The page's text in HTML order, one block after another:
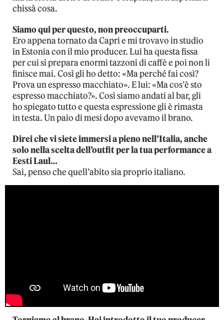
chissà cosa.
Siamo qui per questo, non preoccuparti.
Ero appena tornato da Capri e mi trovavo in studio
in Estonia con il mio producer. Lui ha questa fissa
per cui si prepara enormi tazzoni di caffè e poi non li
finisce mai. Così gli ho detto: «Ma perché fai così?
Prova un espresso macchiato». E lui: «Ma cos’è sto
espresso macchiato?». Così siamo andati al bar, gli
ho spiegato tutto e questa espressione gli è rimasta
in testa. Un paio di mesi dopo avevamo il brano.
Direi che vi siete immersi a pieno nell’Italia, anche
solo nella scelta dell’outfit per la tua performance a
Eesti Laul…
Sai, penso che quell’abito sia proprio italiano.